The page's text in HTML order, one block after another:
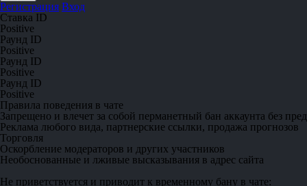
Регистрация Вход
Ставка ID
Positive
Раунд ID
Positive
Раунд ID
Positive
Раунд ID
Positive
Правила поведения в чате
Запрещено и влечет за собой перманетный бан аккаунта без
Реклама любого вида, партнерские ссылки, продажа прогнозов
Торговля
Оскорбление модераторов и других участников
Необоснованные и лживые высказывания в адрес сайта
Не приветствуется и приводит к временному бану в чате: